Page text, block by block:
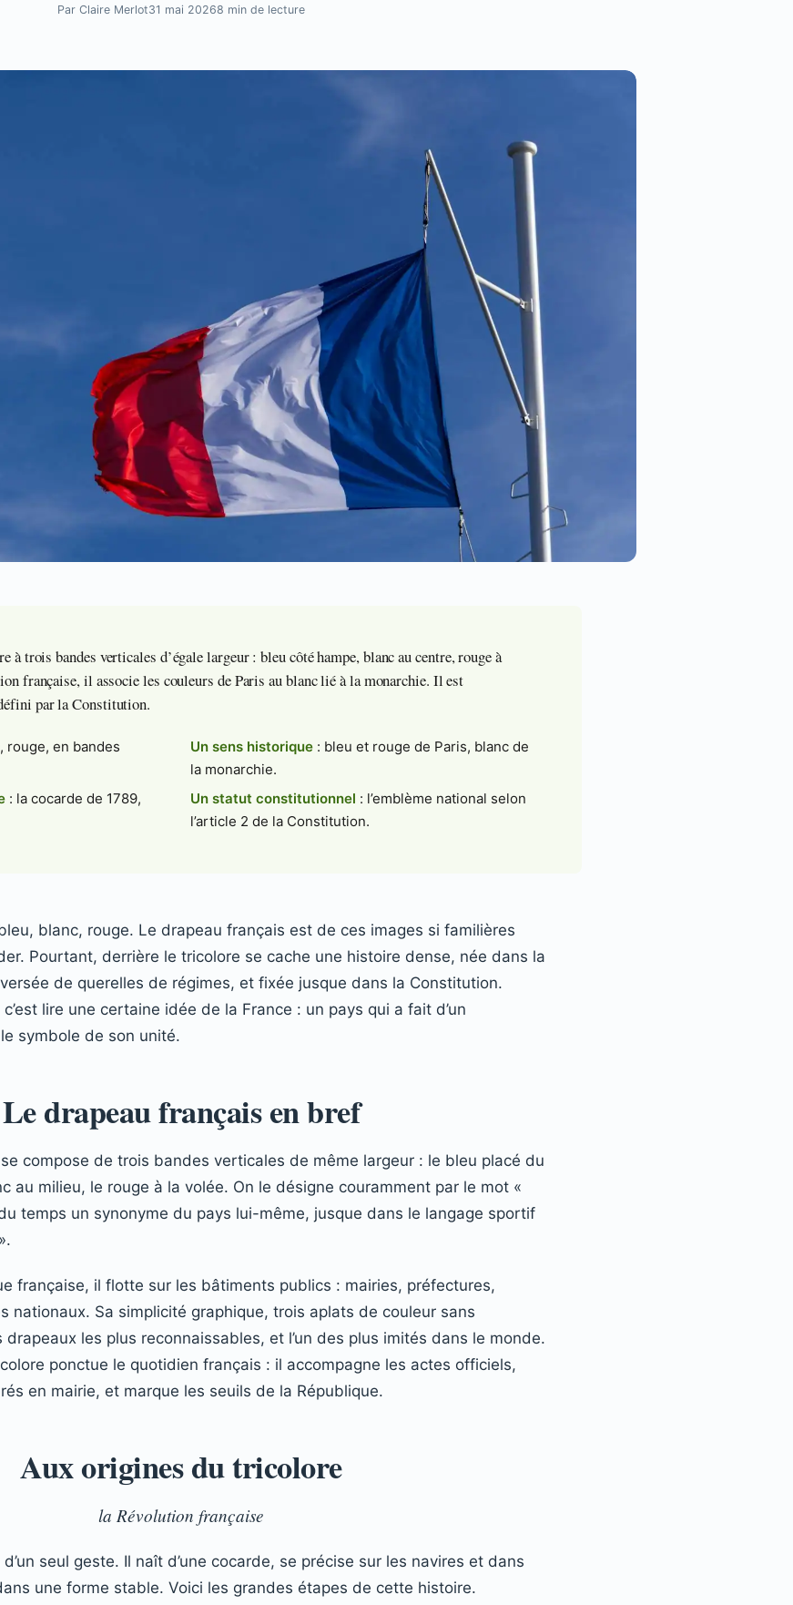
Par Claire Merlot31 mai 20268 min de lecture
à trois bandes verticales d’égale largeur : bleu côté hampe, blanc au centre, rouge à
française, il associe les couleurs de Paris au blanc lié à la monarchie. Il est
par la Constitution.
rouge, en bandes
: la cocarde de 1789,
Un sens historique: bleu et rouge de Paris, blanc de
la monarchie.
Un statut constitutionnel : l’emblème national selon
l’article 2 de la Constitution.
blanc, rouge. Le drapeau français est de ces images si familières
Pourtant, derrière le tricolore se cache une histoire dense, née dans la
de querelles de régimes, et fixée jusque dans la Constitution.
lire une certaine idée de la France : un pays qui a fait d’un
symbole de son unité.
Le drapeau français en bref
compose de trois bandes verticales de même largeur : le bleu placé du
au milieu, le rouge à la volée. On le désigne couramment par le mot «
temps un synonyme du pays lui-même, jusque dans le langage sportif
française, il flotte sur les bâtiments publics : mairies, préfectures,
nationaux. Sa simplicité graphique, trois aplats de couleur sans
drapeaux les plus reconnaissables, et l’un des plus imités dans le monde.
ponctue le quotidien français : il accompagne les actes officiels,
en mairie, et marque les seuils de la République.
Aux origines du tricolore
la Révolution française
seul geste. Il naît d’une cocarde, se précise sur les navires et dans
une forme stable. Voici les grandes étapes de cette histoire.